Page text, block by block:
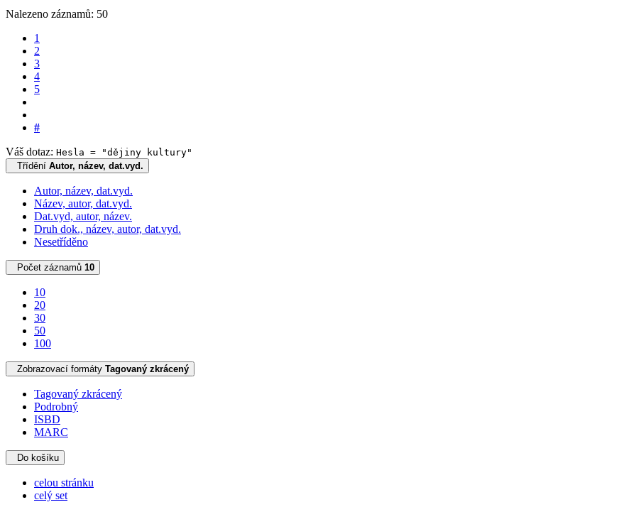
Nalezeno záznamů: 50
1
2
3
4
5
#
Váš dotaz: Hesla = "dějiny kultury"
Třídění Autor, název, dat.vyd.
Autor, název, dat.vyd.
Název, autor, dat.vyd.
Dat.vyd, autor, název.
Druh dok., název, autor, dat.vyd.
Nesetříděno
Počet záznamů 10
10
20
30
50
100
Zobrazovací formáty Tagovaný zkrácený
Tagovaný zkrácený
Podrobný
ISBD
MARC
Do košíku
celou stránku
celý set